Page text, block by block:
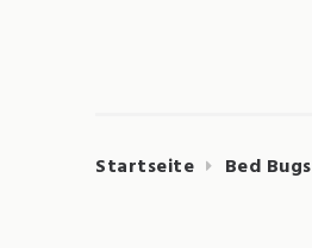
Startseite Bed Bugs